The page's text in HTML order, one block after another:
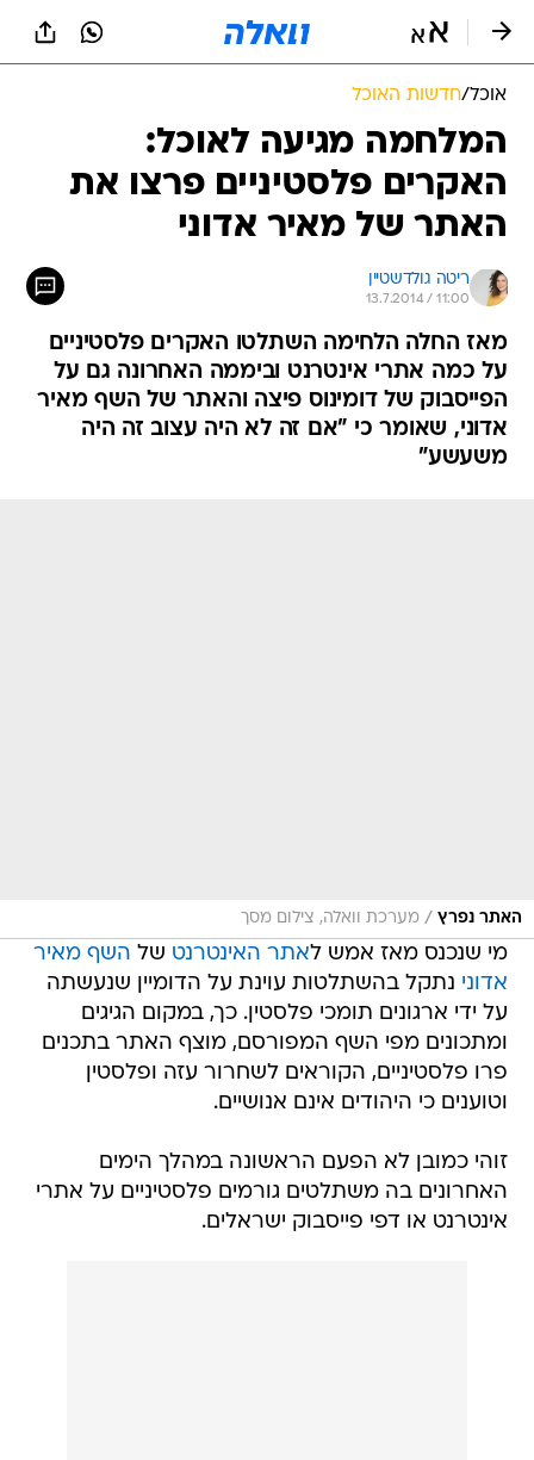
אוכל/חדשות האוכל
המלחמה מגיעה לאוכל:
האקרים פלסטיניים פרצו את
האתר של מאיר אדוני
ריטה גולדשטיין
13.7.2014 / 11:00
מאז החלה הלחימה השתלטו האקרים פלסטיניים
על כמה אתרי אינטרנט וביממה האחרונה גם על
הפייסבוק של דומינוס פיצה והאתר של השף מאיר
אדוני, שאומר כי "אם זה לא היה עצוב זה היה
משעשע"
האתר נפרץ / מערכת וואלה, צילום מסך
מי שנכנס מאז אמש לאתר האינטרנט של השף מאיר
אדוני נתקל בהשתלטות עוינת על הדומיין שנעשתה
על ידי ארגונים תומכי פלסטין. כך, במקום הגיגים
ומתכונים מפי השף המפורסם, מוצף האתר בתכנים
פרו פלסטיניים, הקוראים לשחרור עזה ופלסטין
וטוענים כי היהודים אינם אנושיים.
זוהי כמובן לא הפעם הראשונה במהלך הימים
האחרונים בה משתלטים גורמים פלסטיניים על אתרי
אינטרנט או דפי פייסבוק ישראלים.